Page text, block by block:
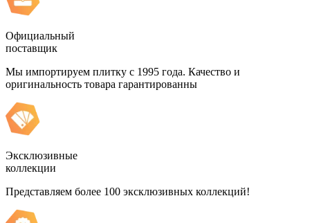
Официальный
поставщик
Мы импортируем плитку с 1995 года. Качество и
оригинальность товара гарантированны
Эксклюзивные
коллекции
Представляем более 100 эксклюзивных коллекций!